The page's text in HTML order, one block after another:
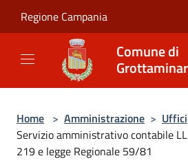
Regione Campania
Comune di
Home > Amministrazione > Uffici
Servizio amministrativo contabile
219 e legge Regionale 59/81